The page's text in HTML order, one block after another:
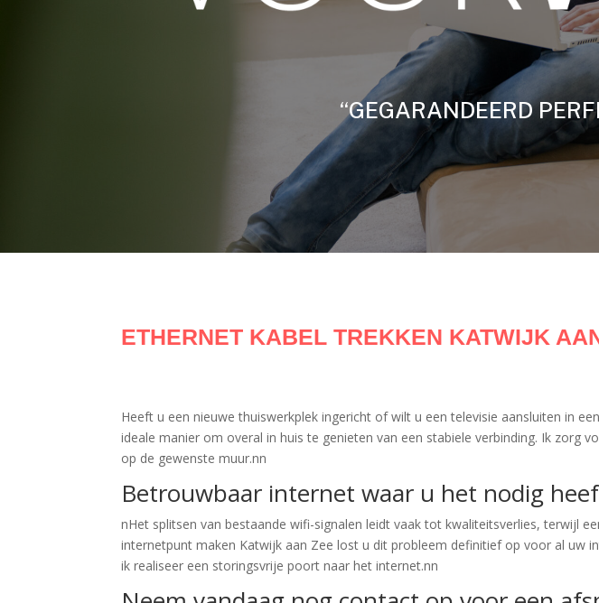
“GEGARANDEERD
ETHERNET KABEL TREKKEN KATWIJK
Heeft u een nieuwe thuiswerkplek ingericht of wilt u een televisie aansluiten in
ideale manier om overal in huis te genieten van een stabiele verbinding. Ik zorg
op de gewenste muur.nn
Betrouwbaar internet waar u het nodig
nHet splitsen van bestaande wifi-signalen leidt vaak tot kwaliteitsverlies, terwijl
internetpunt maken Katwijk aan Zee lost u dit probleem definitief op voor al uw
ik realiseer een storingsvrije poort naar het internet.nn